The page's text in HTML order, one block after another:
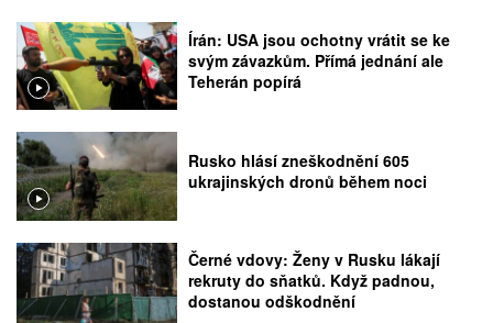
Írán: USA jsou ochotny vrátit se ke
svým závazkům. Přímá jednání ale
Teherán popírá
Rusko hlásí zneškodnění 605
ukrajinských dronů během noci
Černé vdovy: Ženy v Rusku lákají
rekruty do sňatků. Když padnou,
dostanou odškodnění